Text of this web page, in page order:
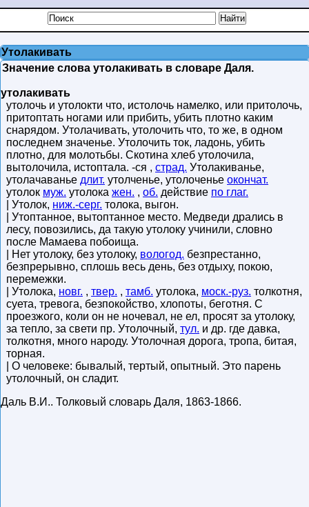
Утолакивать
Значение слова утолакивать в словаре Даля.
утолакивать
утолочь и утолокти что, истолочь намелко, или притолочь,
притоптать ногами или прибить, убить плотно каким
снарядом. Утолачивать, утолочить что, то же, в одном
последнем значенье. Утолочить ток, ладонь, убить
плотно, для молотьбы. Скотина хлеб утолочила,
вытолочила, истоптала. -ся , страд. Утолакиванье,
утолачаванье длит. утолченье, утолоченье окончат.
утолок муж. утолока жен. , об. действие по глаг.
| Утолок, ниж.-серг. толока, выгон.
| Утоптанное, вытоптанное место. Медведи дрались в
лесу, повозились, да такую утолоку учинили, словно
после Мамаева побоища.
| Нет утолоку, без утолоку, вологод. безпрестанно,
безпрерывно, сплошь весь день, без отдыху, покою,
перемежки.
| Утолока, новг. , твер. , тамб. утолока, моск.-руз. толкотня,
суета, тревога, безпокойство, хлопоты, беготня. С
проезжого, коли он не ночевал, не ел, просят за утолоку,
за тепло, за свети пр. Утолочный, тул. и др. где давка,
толкотня, много народу. Утолочная дорога, тропа, битая,
торная.
| О человеке: бывалый, тертый, опытный. Это парень
утолочный, он сладит.
Даль В.И.. Толковый словарь Даля, 1863-1866.